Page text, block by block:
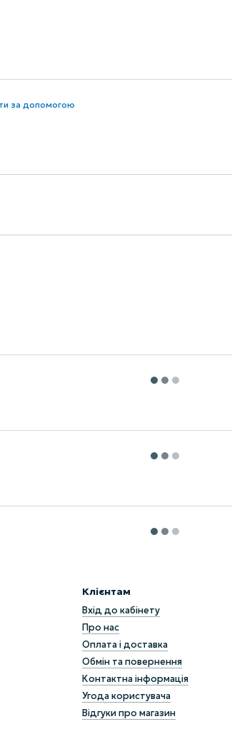
за допомогою
Клієнтам
Вхід до кабінету
Про нас
Оплата і доставка
Обмін та повернення
Контактна інформація
Угода користувача
Відгуки про магазин